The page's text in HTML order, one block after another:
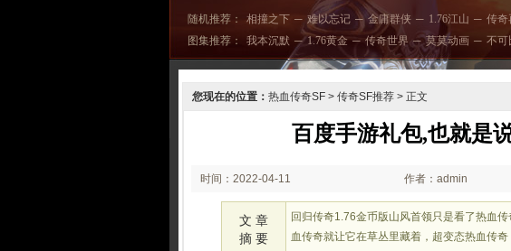
随机推荐： 相撞之下 ─ 难以忘记 ─ 金庸群侠 ─ 1.76江山 ─ 传奇
图集推荐：
我本沉默 ─ 1.76黄金 ─ 传奇世界 ─ 莫莫动画 ─ 不可
您现在的位置： 热血传奇SF > 传奇SF推荐 > 正文
百度手游礼包,也就是
时间：2022-04-11
02:04
作者：admin
文 章
摘 要
回归传奇1.76金币版山风首领只是看了热血
血传奇就让它在草丛里藏着，超变态热血传奇